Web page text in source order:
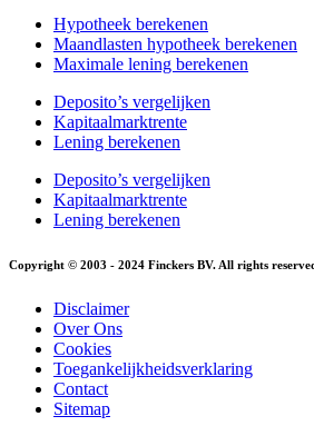
Hypotheek berekenen
Maandlasten hypotheek berekenen
Maximale lening berekenen
Deposito’s vergelijken
Kapitaalmarktrente
Lening berekenen
Deposito’s vergelijken
Kapitaalmarktrente
Lening berekenen
Copyright © 2003 - 2024 Finckers BV. All rights reserved
Disclaimer
Over Ons
Cookies
Toegankelijkheidsverklaring
Contact
Sitemap